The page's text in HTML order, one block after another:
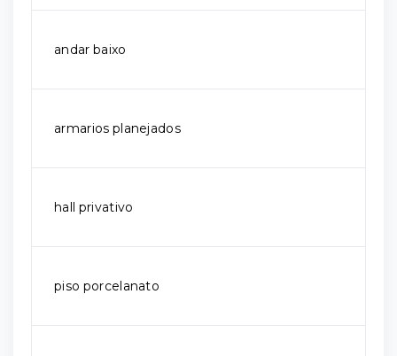
andar baixo
armarios planejados
hall privativo
piso porcelanato